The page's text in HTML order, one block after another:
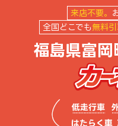
福島県富岡町
来店不要。
全国どこでも 無料引
福島県富岡